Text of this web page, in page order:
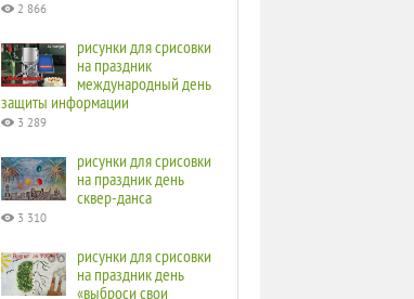
2 866
рисунки для срисовки
на праздник
международный день
защиты информации
3 289
рисунки для срисовки
на праздник день
сквер-данса
3 310
рисунки для срисовки
на праздник день
«выброси свои